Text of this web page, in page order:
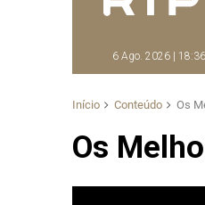
6 Ago. 2026 | 18:36
Início Conteúdo Os
Os